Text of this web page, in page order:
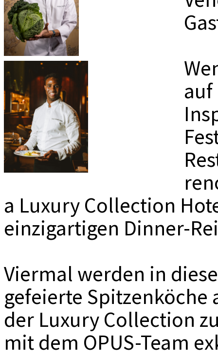
a Luxury Collection
einzigartigen Dinner-
Viermal werden in
gefeierte Spitzenköche
der Luxury Collection
mit dem OPUS-Team